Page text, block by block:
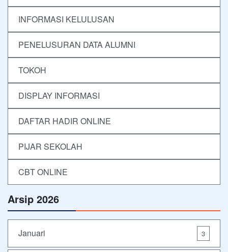
INFORMASI KELULUSAN
PENELUSURAN DATA ALUMNI
TOKOH
DISPLAY INFORMASI
DAFTAR HADIR ONLINE
PIJAR SEKOLAH
CBT ONLINE
Arsip 2026
Januari 3